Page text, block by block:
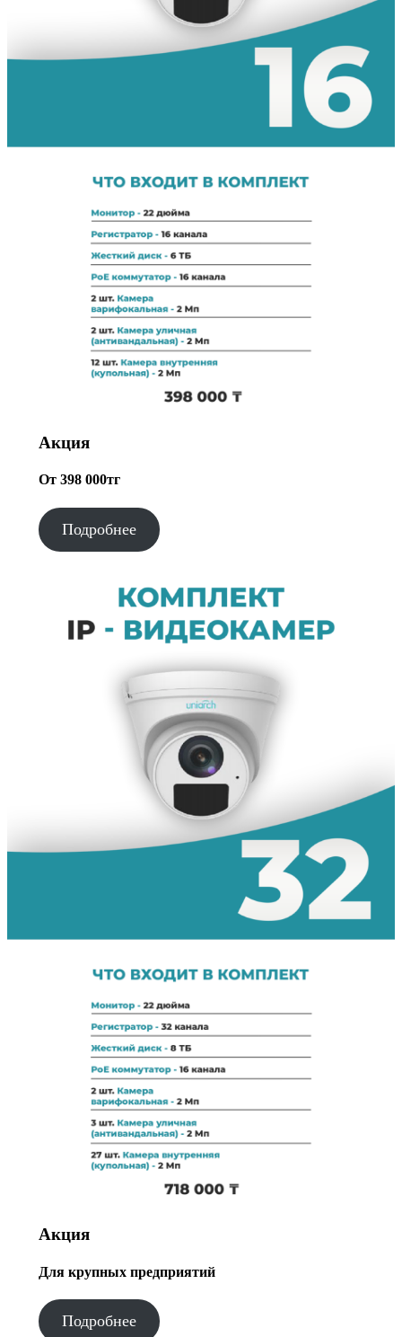
Акция
От 398 000тг
Подробнее
Акция
Для крупных предприятий
Подробнее